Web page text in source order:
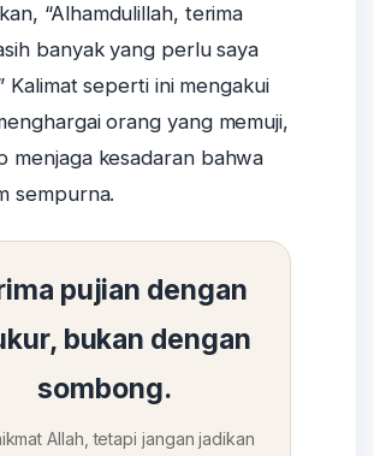
“Alhamdulillah, terima
banyak yang perlu saya
Kalimat seperti ini mengakui
orang yang memuji,
menjaga kesadaran bahwa
sempurna.
pujian dengan
bukan dengan
sombong.
Allah, tetapi jangan jadikan